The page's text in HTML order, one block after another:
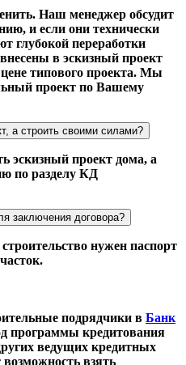
Наш менеджер обсудит
и если они технически
глубокой переработки
в эскизный проект
типового проекта. Мы
проект по Вашему
а строить своими силами?
эскизный проект дома, а
по разделу КД
заключения договора?
нужен паспорт
подрядчики в Банк
программы кредитования
ведущих кредитных
возможность взять